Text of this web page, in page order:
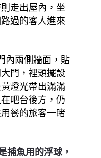
走出屋內，坐
過的客人進來
內兩側牆面，貼
門，裡頭擺設
燈光帶出滿滿
吧台後方，仍
餐的旅客一睹
捕魚用的浮球，